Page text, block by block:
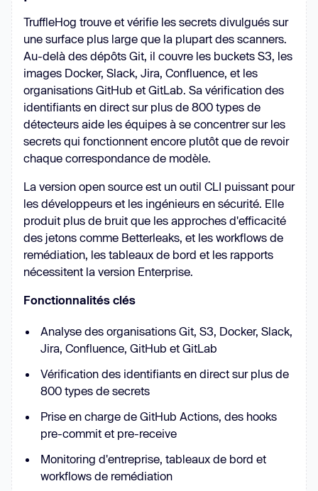
TruffleHog trouve et vérifie les secrets divulgués sur
une surface plus large que la plupart des scanners.
Au-delà des dépôts Git, il couvre les buckets S3, les
images Docker, Slack, Jira, Confluence, et les
organisations GitHub et GitLab. Sa vérification des
identifiants en direct sur plus de 800 types de
détecteurs aide les équipes à se concentrer sur les
secrets qui fonctionnent encore plutôt que de revoir
chaque correspondance de modèle.
La version open source est un outil CLI puissant pour
les développeurs et les ingénieurs en sécurité. Elle
produit plus de bruit que les approches d'efficacité
des jetons comme Betterleaks, et les workflows de
remédiation, les tableaux de bord et les rapports
nécessitent la version Enterprise.
Fonctionnalités clés
Analyse des organisations Git, S3, Docker, Slack,
Jira, Confluence, GitHub et GitLab
Vérification des identifiants en direct sur plus de
800 types de secrets
Prise en charge de GitHub Actions, des hooks
pre-commit et pre-receive
Monitoring d'entreprise, tableaux de bord et
workflows de remédiation